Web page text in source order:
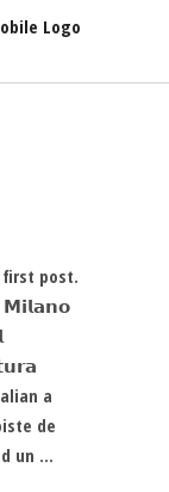
first post.
𝗠𝗶𝗹𝗮𝗻𝗼
a
de
un